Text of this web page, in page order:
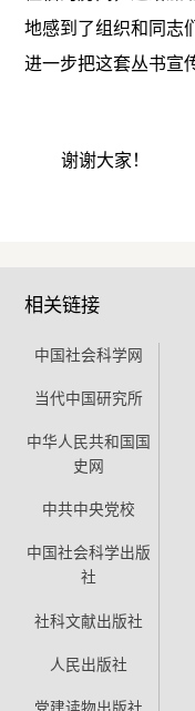
地感到了组织和同志
进一步把这套丛书宣
谢谢大家！
相关链接
中国社会科学网
当代中国研究所
中华人民共和国国
史网
中共中央党校
中国社会科学出版
社
社科文献出版社
人民出版社